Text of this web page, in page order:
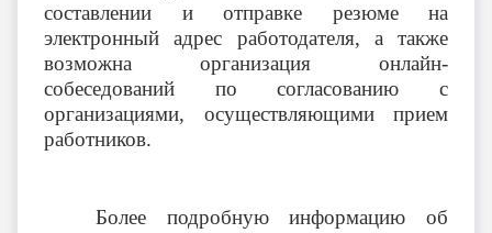
составлении и отправке резюме на
электронный адрес работодателя, а также
возможна организация онлайн-
собеседований по согласованию с
организациями, осуществляющими прием
работников.
Более подробную информацию об